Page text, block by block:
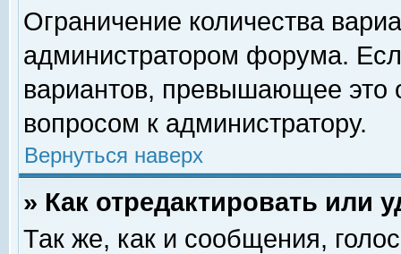
Ограничение количества
администратором форума.
вариантов, превышающее это
вопросом к администратору.
Вернуться наверх
» Как отредактировать или
Так же, как и сообщения,